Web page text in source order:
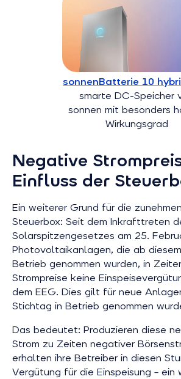
sonnenBatterie 10
smarte DC-Speicher
sonnen mit besonders
Wirkungsgrad
Negative
Einfluss der
Ein weiterer Grund für die
Steuerbox: Seit dem Inkrafttreten
Solarspitzengesetzes am 25.
Photovoltaikanlagen, die ab
Betrieb genommen wurden, in
Strompreise keine
dem EEG. Dies gilt für neue
Stichtag in Betrieb genommen
Das bedeutet: Produzieren diese
Strom zu Zeiten negativer
erhalten ihre Betreiber in diesen
Vergütung für die Einspeisung – ein